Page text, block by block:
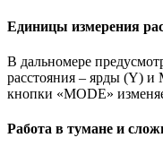
Единицы измерения
В дальномере
расстояния – ярды (Y)
кнопки «MODE»
Работа в тумане и